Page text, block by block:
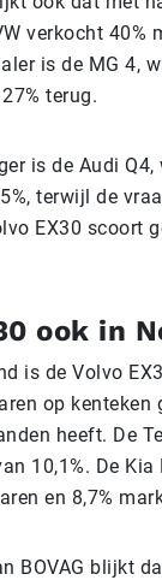
verkocht 40%
is de MG 4,
terug.
is de Audi
terwijl de
EX30 scoort
ook in
is de Volvo
op kenteken
heeft. De
10,1%. De
en 8,7%
BOVAG blijkt